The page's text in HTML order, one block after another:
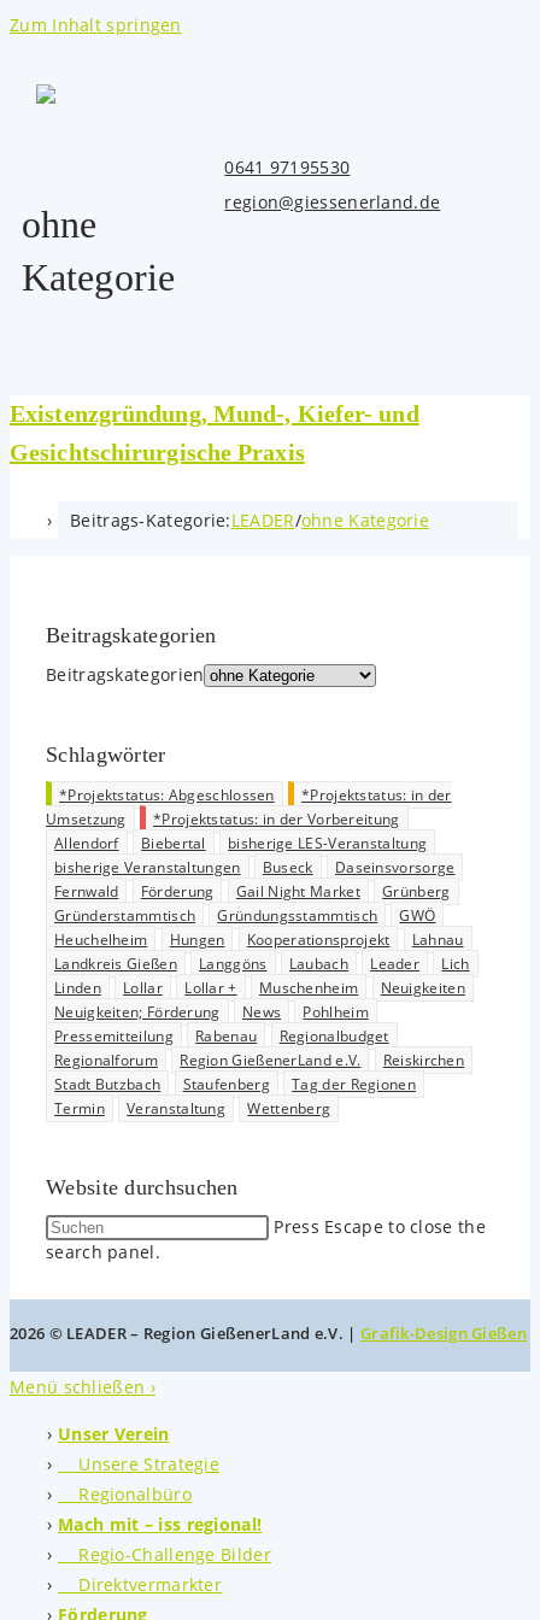
Zum Inhalt springen
0641 97195530
region@giessenerland.de
ohne
Kategorie
Existenzgründung, Mund-, Kiefer- und
Gesichtschirurgische Praxis
Beitrags-Kategorie:LEADER/ohne Kategorie
Beitrags­kategorien
Beitrags­kategorien
Schlagwörter
*Projektstatus: Abgeschlossen
*Projektstatus: in der
Umsetzung
*Projektstatus: in der Vorbereitung
Allendorf
Biebertal
bisherige LES-Veranstaltung
bisherige Veranstaltungen
Buseck
Daseinsvorsorge
Fernwald
Förderung Gail Night Market
Grünberg
Gründerstammtisch
Gründungsstammtisch
GWÖ
Heuchelheim
Hungen Kooperationsprojekt
Lahnau
Landkreis Gießen
Langgöns Laubach Leader
Lich
Linden
Lollar Lollar + Muschenheim
Neuigkeiten
Neuigkeiten; Förderung
News
Pohlheim
Pressemitteilung
Rabenau
Regionalbudget
Regionalforum
Region GießenerLand e.V.
Reiskirchen
Stadt Butzbach
Staufenberg
Tag der Regionen
Termin
Veranstaltung Wettenberg
Website durchsuchen
Press Escape to close the
search panel.
2026 © LEADER – Region GießenerLand e.V. | Grafik-Design Gießen
Menü schließen ›
Unser Verein
Unsere Strategie
Regionalbüro
Mach mit – iss regional!
Regio-Challenge Bilder
Direktvermarkter
Förderung